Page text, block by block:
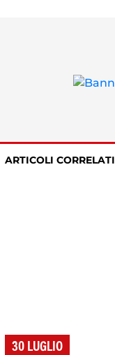
ARTICOLI CORRELATI
30 LUGLIO